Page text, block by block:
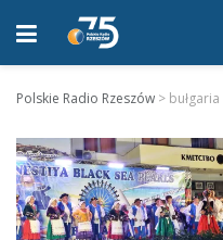
Polskie Radio Rzeszów > bułgaria